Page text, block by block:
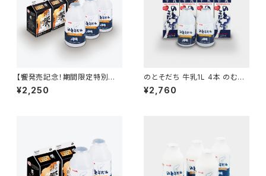
【饗発売記念！期間限定特別価
格！】饗500ml 3本＋のとそだ
ちのむヨーグルト500ml 3本
¥2,250
のとそだち 牛乳1L 4本 のむヨ
ーグルト 500ml 2本
¥2,760